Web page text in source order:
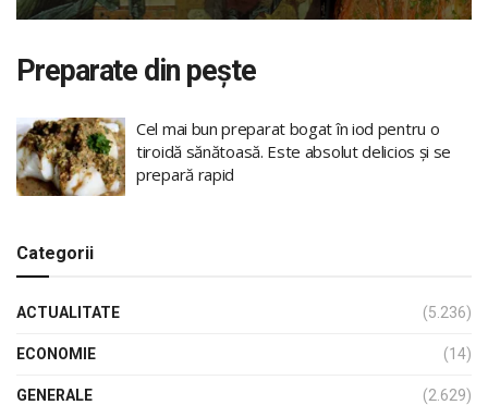
Preparate din pește
Cel mai bun preparat bogat în iod pentru o
tiroidă sănătoasă. Este absolut delicios și se
prepară rapid
Categorii
ACTUALITATE (5.236)
ECONOMIE (14)
GENERALE (2.629)